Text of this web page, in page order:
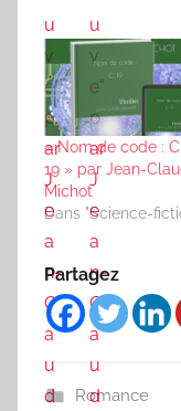
« Nom de code : C.
19 » par Jean-
Michot
Dans "Science-
Partagez
Romance